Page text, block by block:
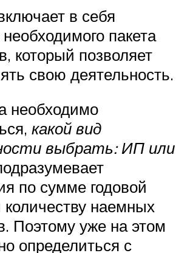
в себя
пакета
который позволяет
свою деятельность.
необходимо
какой вид
выбрать: ИП или
по сумме годовой
наемных
Поэтому уже на этом
определиться с